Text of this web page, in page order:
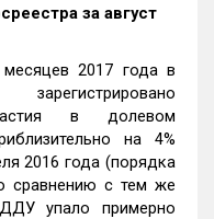
за август
2017 года в
в долевом
на 4%
2016 года (порядка
сравнению с тем же
упало примерно